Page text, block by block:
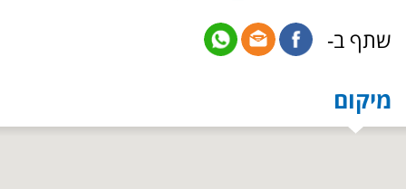
שתף ב-
מיקום